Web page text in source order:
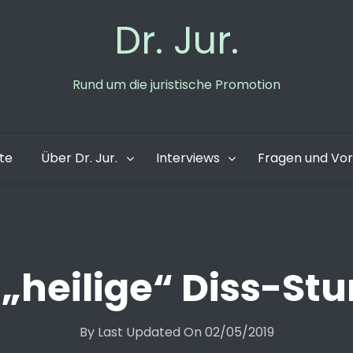
Dr. Jur.
Rund um die juristische Promotion
Über Dr. Jur. Interviews Fragen und
Diss-
By Last Updated On 02/05/2019